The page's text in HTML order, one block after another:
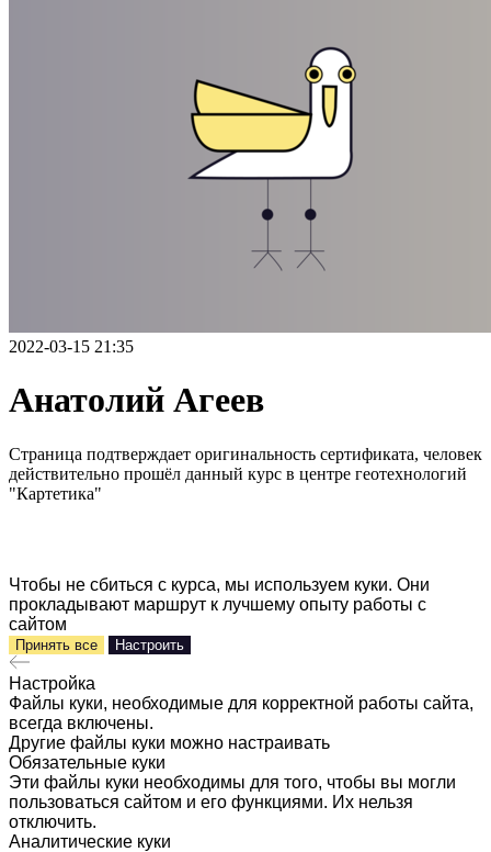
2022-03-15 21:35
Анатолий Агеев
Страница подтверждает оригинальность сертификата, человек
действительно прошёл данный курс в центре геотехнологий
"Картетика"
Чтобы не сбиться с курса, мы используем куки. Они
прокладывают маршрут к лучшему опыту работы с
сайтом
Принять все Настроить
Настройка
Файлы куки, необходимые для корректной работы сайта,
всегда включены.
Другие файлы куки можно настраивать
Обязательные куки
Эти файлы куки необходимы для того, чтобы вы могли
пользоваться сайтом и его функциями. Их нельзя
отключить.
Аналитические куки